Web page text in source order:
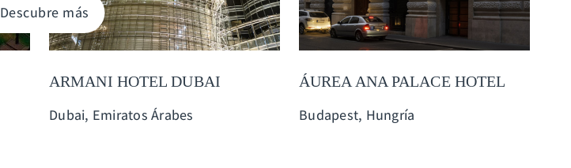
ARMANI HOTEL DUBAI
Dubai, Emiratos Árabes
ÁUREA ANA PALACE HOTEL
Budapest, Hungría
Descubre más